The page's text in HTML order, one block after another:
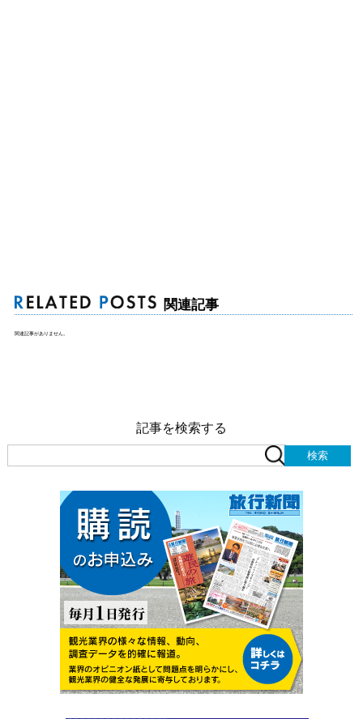
関連記事
関連記事がありません。
記事を検索する